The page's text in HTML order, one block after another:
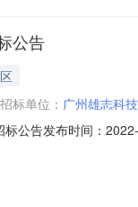
公告
招标单位： 广州雄志科
公告发布时间：
团有限公司联系人：